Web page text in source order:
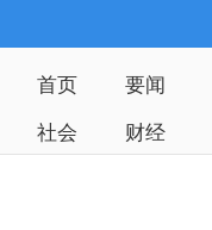
首页 要闻
社会
财经